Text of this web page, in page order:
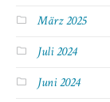
März 2025
Juli 2024
Juni 2024